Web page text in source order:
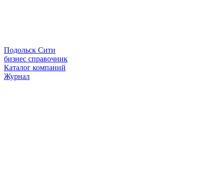
Подольск Сити
бизнес справочник
Каталог компаний
Журнал